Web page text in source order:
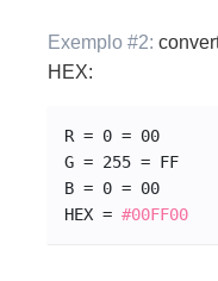
Exemplo #2:
HEX:
R = 0 = 00
G = 255 = FF
B = 0 = 00
HEX = #00FF00